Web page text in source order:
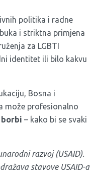
politika i radne
i striktna primjena
za LGBTI
identitet ili bilo kakvu
Bosna i
može profesionalno
borbi – kako bi se svaki
razvoj (USAID).
stavove USAID-a